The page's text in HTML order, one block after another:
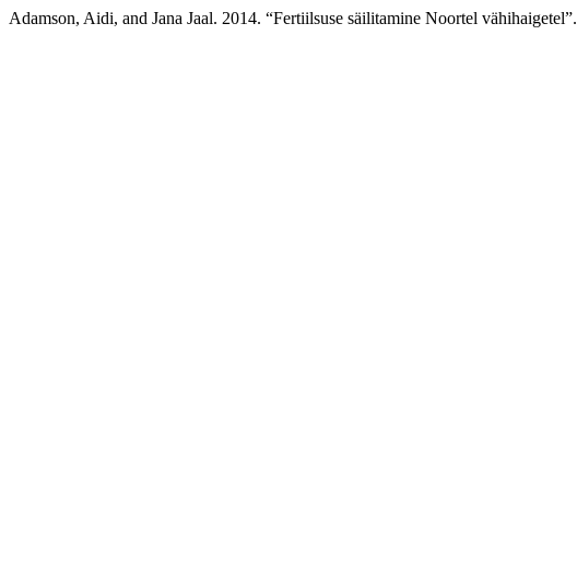
Adamson, Aidi, and Jana Jaal. 2014. “Fertiilsuse säilitamine Noortel vähihaigetel”.